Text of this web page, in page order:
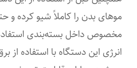
۳
موهای بدن را کاملاً شیو کرده و
مخصوص داخل بسته‌بندی استفاده
انرژی این دستگاه با استفاده از